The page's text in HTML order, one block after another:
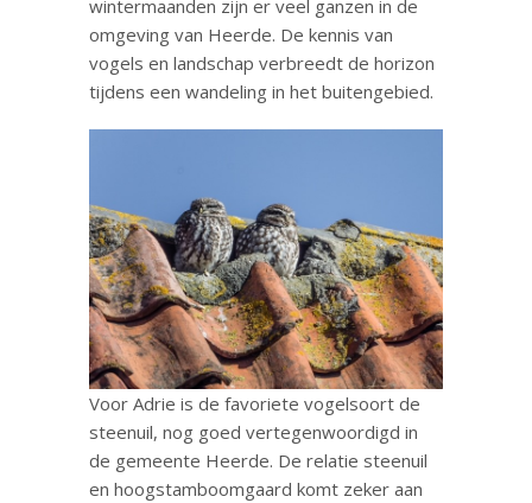
wintermaanden zijn er veel ganzen in de
omgeving van Heerde. De kennis van
vogels en landschap verbreedt de horizon
tijdens een wandeling in het buitengebied.
Voor Adrie is de favoriete vogelsoort de
steenuil, nog goed vertegenwoordigd in
de gemeente Heerde. De relatie steenuil
en hoogstamboomgaard komt zeker aan